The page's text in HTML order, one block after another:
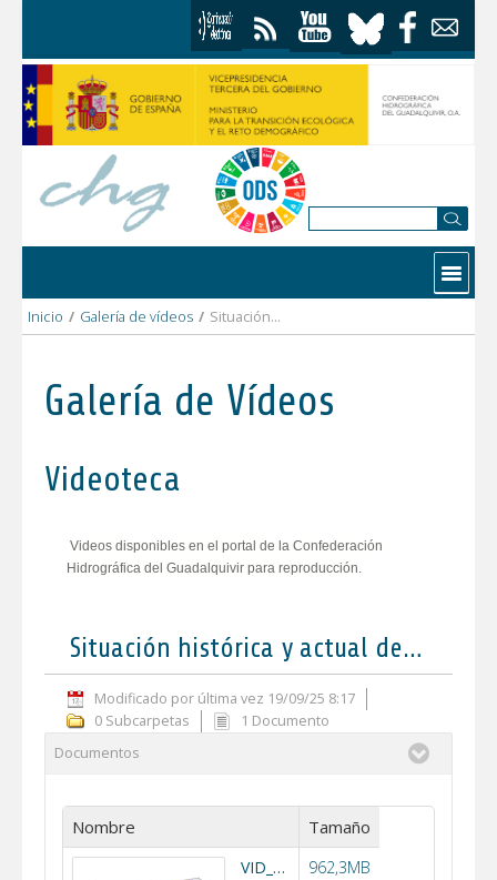
Contactar
Inicio / Galería de vídeos / Situación histórica y actual de la Cabecera del Guadiana Menor
Galería de Vídeos
Videoteca
Videos disponibles en el portal de la Confederación
Hidrográfica del Guadalquivir para reproducción.
Situación histórica y actual de la Cabecera del Guadiana Menor
Modificado por última vez 19/09/25 8:17
0 Subcarpetas
1 Documento
Documentos
Nombre Tamaño
VID_20240319_110907~2.mp4 962,3MB